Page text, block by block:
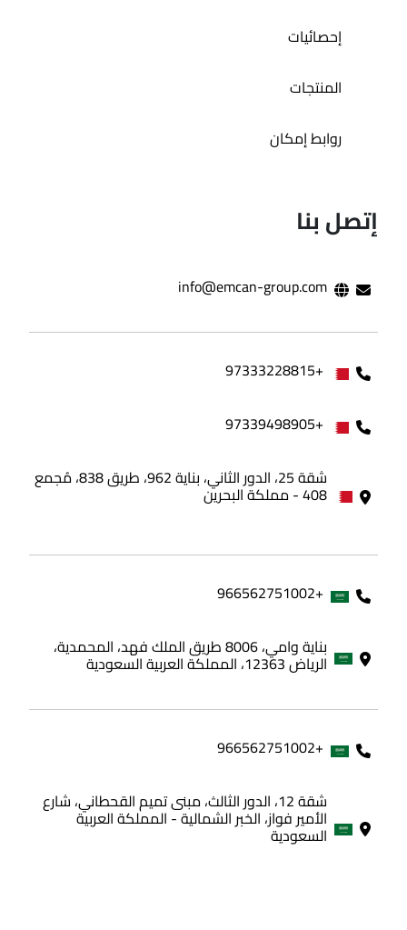
إحصائيات
المنتجات
روابط إمكان
إتصل بنا
info@emcan-group.com
+97333228815
+97339498905
شقة 25، الدور الثاني، بناية 962، طريق 838، مُجمع
408 - مملكة البحرين
+966562751002
بناية وامي، 8006 طريق الملك فهد، المحمدية،
الرياض 12363، المملكة العربية السعودية
+966562751002
شقة 12، الدور الثالث، مبنى تميم القحطاني، شارع
الأمير فواز، الخبر الشمالية - المملكة العربية
السعودية